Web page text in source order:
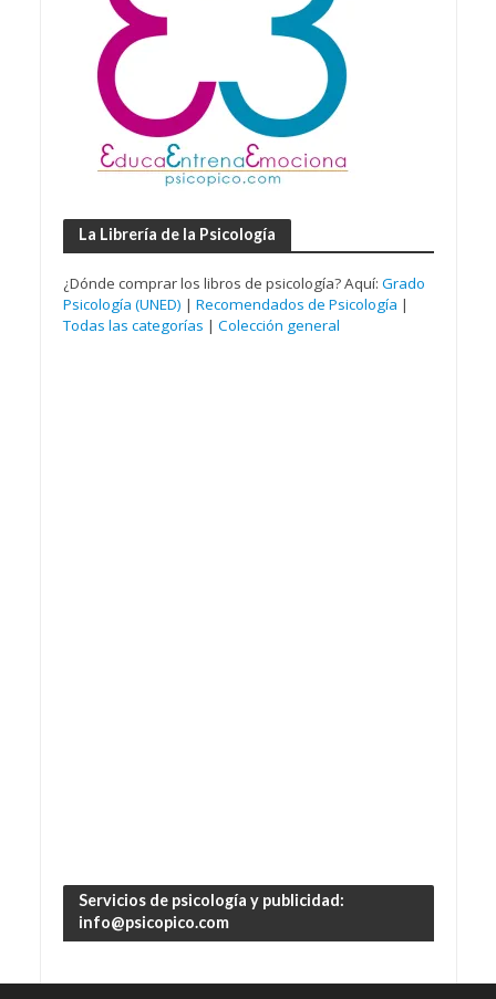
La Librería de la Psicología
¿Dónde comprar los libros de psicología? Aquí: Grado
Psicología (UNED) | Recomendados de Psicología |
Todas las categorías | Colección general
Servicios de psicología y publicidad:
info@psicopico.com